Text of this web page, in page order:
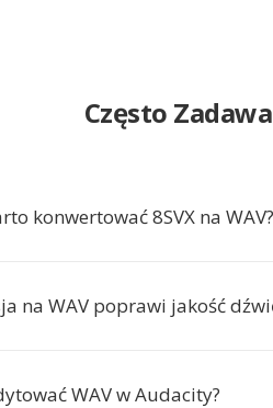
Często
konwertować 8SVX na WAV?
na WAV poprawi jakość
WAV w Audacity?